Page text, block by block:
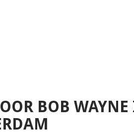
BOB